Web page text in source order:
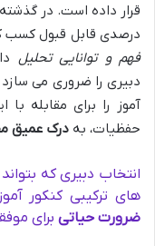
قرار داده است. در
درصدی قابل قبول کسب
فهم و توانایی تحلیل
دبیری را ضروری می سازد
آموز را برای مقابله با
حفظیات، به درک عمیق
انتخاب دبیری که
های ترکیبی کنکور
ضرورت حیاتی برای